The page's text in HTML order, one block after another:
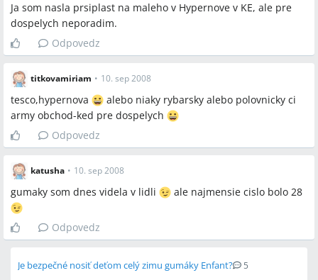
Ja som nasla prsiplast na maleho v Hypernove v KE, ale pre
dospelych neporadim.
Odpovedz
titkovamiriam • 10. sep 2008
tesco,hypernova
alebo niaky rybarsky alebo polovnicky ci
army obchod-ked pre dospelych
Odpovedz
katusha • 10. sep 2008
gumaky som dnes videla v lidli ale najmensie cislo bolo 28
Odpovedz
Je bezpečné nosiť deťom celý zimu gumáky Enfant? 5